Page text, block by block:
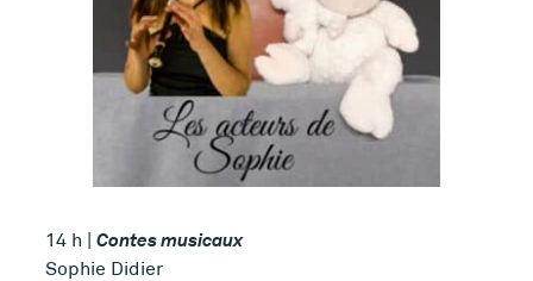
14 h | Contes musicaux
Sophie Didier